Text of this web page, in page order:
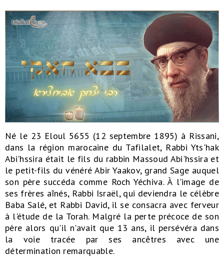
Né le 23 Eloul 5655 (12 septembre 1895) à Rissani,
dans la région marocaine du Tafilalet, Rabbi Yts'hak
Abi'hssira était le fils du rabbin Massoud Abi'hssira et
le petit-fils du vénéré Abir Yaakov, grand Sage auquel
son père succéda comme Roch Yéchiva. À l'image de
ses frères aînés, Rabbi Israël, qui deviendra le célèbre
Baba Salé, et Rabbi David, il se consacra avec ferveur
à l'étude de la Torah. Malgré la perte précoce de son
père alors qu'il n'avait que 13 ans, il persévéra dans
la voie tracée par ses ancêtres avec une
détermination remarquable.